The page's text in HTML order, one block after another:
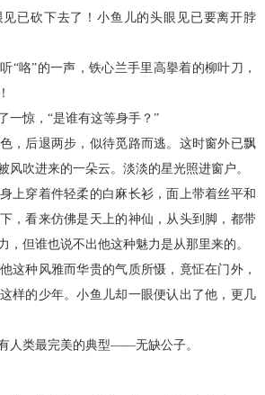
已砍下去了！小鱼儿的头眼见已要离开脖
”的一声，铁心兰手里高擧着的柳叶刀，
惊，“是谁有这等身手？”
后退两步，似待觅路而逃。这时窗外已飘
风吹进来的一朵云。淡淡的星光照进窗户。
穿着件轻柔的白麻长衫，面上带着丝平和
，看来仿佛是天上的神仙，从头到脚，都带
，但谁也说不出他这种魅力是从那里来的。
种风雅而华贵的气质所慑，竟怔在门外，
样的少年。小鱼儿却一眼便认出了他，更几
类最完美的典型——无缺公子。